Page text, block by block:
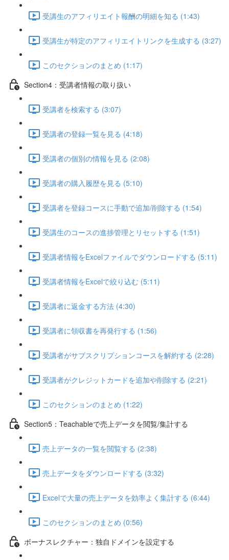
受講生のアフィリエイト報酬の明細を知る (1:43)
受講生が特定のアフィリエイトリンクを生成する (3:27)
このセクションのまとめ (1:17)
Section4：受講者情報の取り扱い
受講者を検索する (3:07)
受講者の登録一覧を見る (4:18)
受講者の個別の情報を見る (2:08)
受講者の購入履歴を見る (5:10)
受講者を登録コースに手動で追加/削除する (1:54)
受講生のコースの進捗管理とリセットする (1:51)
受講者情報をExcelファイルでダウンロードする (5:11)
受講者情報をExcelで絞り込む (5:11)
受講者に返金する方法 (4:30)
受講者に領収書を再発行する (1:56)
受講者がサブスクリプションコースを解約する (2:28)
受講者がクレジットカードを追加や削除する (2:21)
このセクションのまとめ (1:22)
Section5：Teachableで売上データを閲覧/集計する
売上データの一覧を閲覧する (2:38)
売上データをダウンロードする (3:32)
Excelで大量の売上データを効率よく集計する (6:44)
このセクションのまとめ (0:56)
ボーナスレクチャー：独自ドメインを設定する